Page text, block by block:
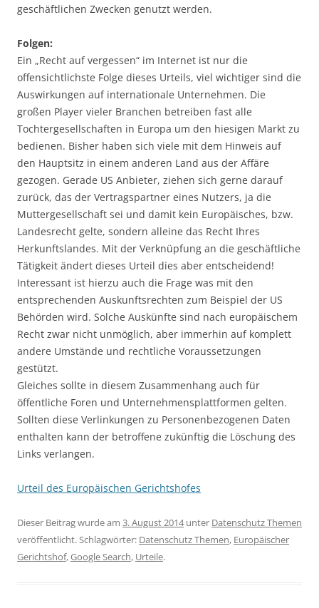
geschäftlichen Zwecken genutzt werden.
Folgen:
Ein „Recht auf vergessen“ im Internet ist nur die
offensichtlichste Folge dieses Urteils, viel wichtiger sind die
Auswirkungen auf internationale Unternehmen. Die
großen Player vieler Branchen betreiben fast alle
Tochtergesellschaften in Europa um den hiesigen Markt zu
bedienen. Bisher haben sich viele mit dem Hinweis auf
den Hauptsitz in einem anderen Land aus der Affäre
gezogen. Gerade US Anbieter, ziehen sich gerne darauf
zurück, das der Vertragspartner eines Nutzers, ja die
Muttergesellschaft sei und damit kein Europäisches, bzw.
Landesrecht gelte, sondern alleine das Recht Ihres
Herkunftslandes. Mit der Verknüpfung an die geschäftliche
Tätigkeit ändert dieses Urteil dies aber entscheidend!
Interessant ist hierzu auch die Frage was mit den
entsprechenden Auskunftsrechten zum Beispiel der US
Behörden wird. Solche Auskünfte sind nach europäischem
Recht zwar nicht unmöglich, aber immerhin auf komplett
andere Umstände und rechtliche Voraussetzungen
gestützt.
Gleiches sollte in diesem Zusammenhang auch für
öffentliche Foren und Unternehmensplattformen gelten.
Sollten diese Verlinkungen zu Personenbezogenen Daten
enthalten kann der betroffene zukünftig die Löschung des
Links verlangen.
Urteil des Europäischen Gerichtshofes
Dieser Beitrag wurde am 3. August 2014unter Datenschutz Themen
veröffentlicht. Schlagwörter: Datenschutz Themen, Europäischer
Gerichtshof,Google Search, Urteile.